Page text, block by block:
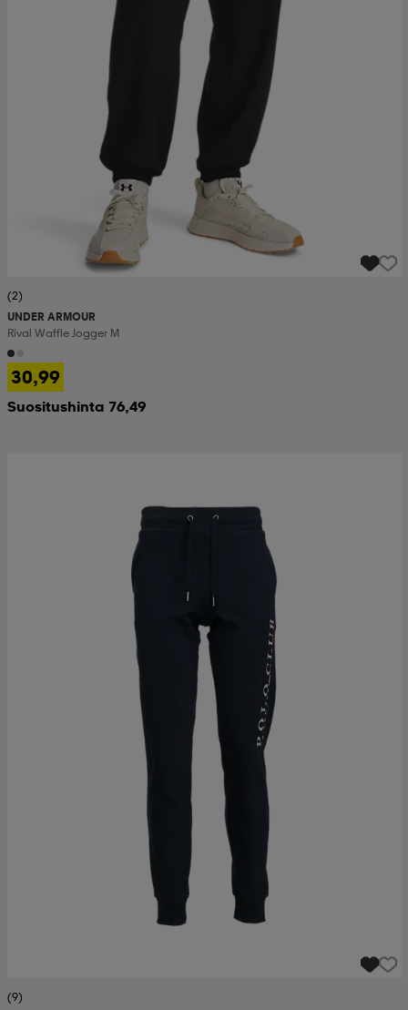
(2)
UNDER ARMOUR
Rival Waffle Jogger M
30,99
Suositushinta 76,49
(9)